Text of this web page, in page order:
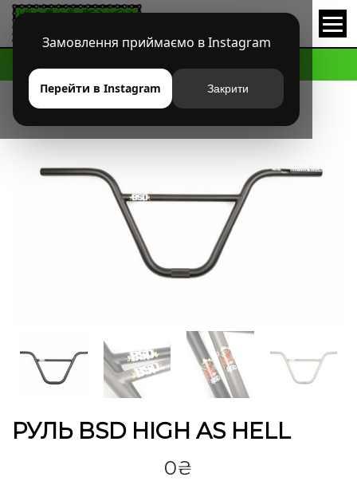
Замовлення приймаємо в Instagram
Перейти в Instagram Закрити
РУЛЬ BSD HIGH AS HELL
0₴